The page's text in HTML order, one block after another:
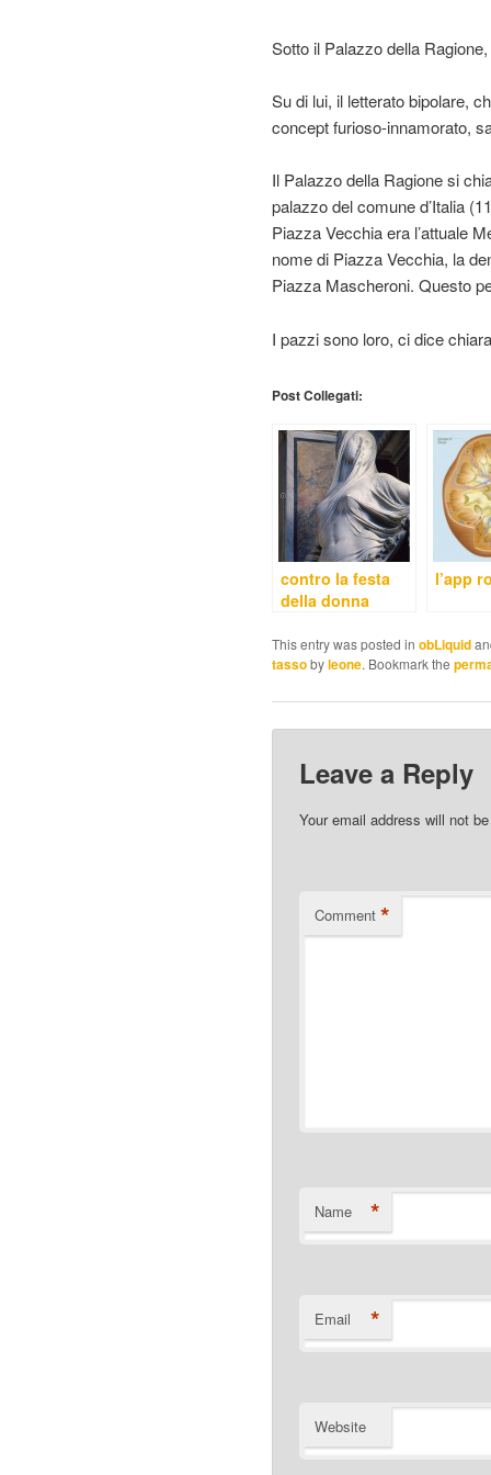
Sotto il Palazzo della
Su di lui, il letterato bipolare,
concept furioso-innamorato,
Il Palazzo della Ragione si
palazzo del comune d’Italia
Piazza Vecchia era l’attuale
nome di Piazza Vecchia, la
Piazza Mascheroni. Questo
I pazzi sono loro, ci dice
Post Collegati:
contro la festa
della donna
l’app
This entry was posted in obLiquid
tassobyleone. Bookmark the
Leave a Reply
Your email address will not
Comment *
Name *
Email *
Website